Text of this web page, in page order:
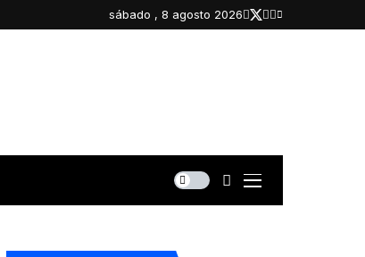
sábado , 8 agosto 2026